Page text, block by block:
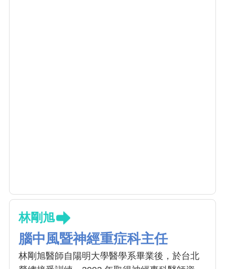
林剛旭
腦中風暨神經重症科主任
林剛旭醫師自陽明大學醫學系畢業後，於台北